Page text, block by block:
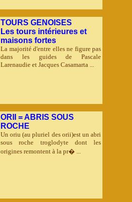
TOURS GENOISES
Les tours intérieures et
maisons fortes
La majorité d'entre elles ne figure pas
dans les guides de Pascale
Larenaudie et Jacques Casamarta ...
ORII = ABRIS SOUS
ROCHE
Un oriu (au pluriel des orii)est un abri
sous roche troglodyte dont les
origines remontent à la pr� ...